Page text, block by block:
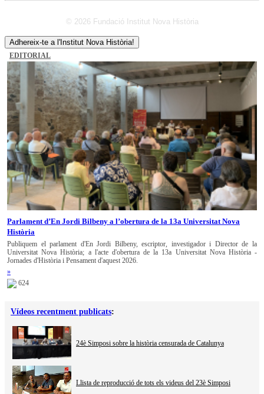
© 2026 Fundació Institut Nova Història
Adhereix-te a l'Institut Nova Història!
EDITORIAL
Parlament d’En Jordi Bilbeny a l’obertura de la 13a Universitat Nova
Història
Publiquem el parlament d'En Jordi Bilbeny, escriptor, investigador i Director de la
Universitat Nova Història; a l'acte d'obertura de la 13a Universitat Nova Història -
Jornades d'Història i Pensament d'aquest 2026.
»
624
Vídeos recentment publicats:
24è Simposi sobre la història censurada de Catalunya
Llista de reproducció de tots els videus del 23è Simposi